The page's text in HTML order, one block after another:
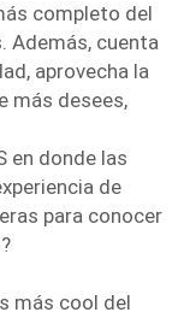
completo del
Además, cuenta
aprovecha la
más desees,
en donde las
de
para conocer
más cool del